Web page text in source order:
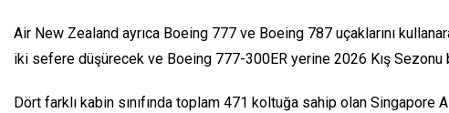
Air New Zealand ayrıca Boeing 777 ve Boeing 787 uçaklarını
iki sefere düşürecek ve Boeing 777-300ER yerine 2026 Kış
Dört farklı kabin sınıfında toplam 471 koltuğa sahip olan